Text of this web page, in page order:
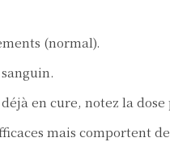
(normal).
en cure, notez la
mais comportent